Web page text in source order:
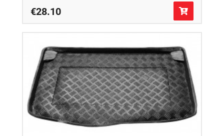
€28.10